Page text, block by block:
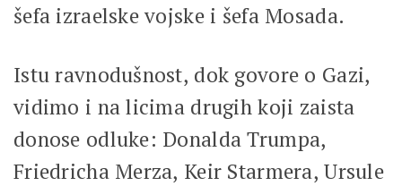
šefa izraelske vojske i šefa Mosada.
Istu ravnodušnost, dok govore o Gazi,
vidimo i na licima drugih koji zaista
donose odluke: Donalda Trumpa,
Friedricha Merza, Keir Starmera, Ursule